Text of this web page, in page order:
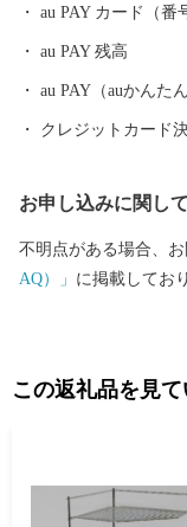
凧の雄姿 四季折々
なまち』＝『愛知県
と納税をご縁に、大
au PAY カード（番
au PAY 残高
au PAY（auかんた
クレジットカード
お申し込みに関して
不明点がある場合、
AQ）」 に掲載してお
この返礼品を見